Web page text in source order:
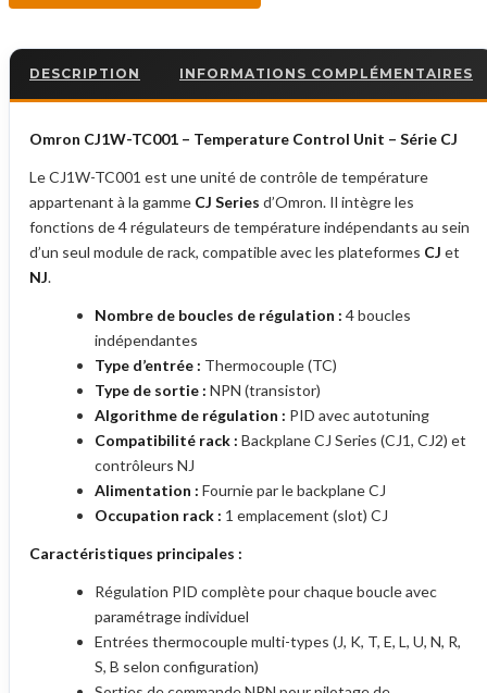
DESCRIPTION INFORMATIONS COMPLÉMENTAIRES
Omron CJ1W-TC001 – Temperature Control Unit – Série CJ
Le CJ1W-TC001 est une unité de contrôle de température
appartenant à la gamme CJ Series d’Omron. Il intègre les
fonctions de 4 régulateurs de température indépendants au sein
d’un seul module de rack, compatible avec les plateformes CJ et
NJ.
Nombre de boucles de régulation : 4 boucles
indépendantes
Type d’entrée : Thermocouple (TC)
Type de sortie : NPN (transistor)
Algorithme de régulation : PID avec autotuning
Compatibilité rack : Backplane CJ Series (CJ1, CJ2) et
contrôleurs NJ
Alimentation : Fournie par le backplane CJ
Occupation rack : 1 emplacement (slot) CJ
Caractéristiques principales :
Régulation PID complète pour chaque boucle avec
paramétrage individuel
Entrées thermocouple multi-types (J, K, T, E, L, U, N, R,
S, B selon configuration)